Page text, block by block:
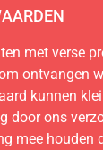
met verse
ontvangen
kunnen
door ons
mee houden